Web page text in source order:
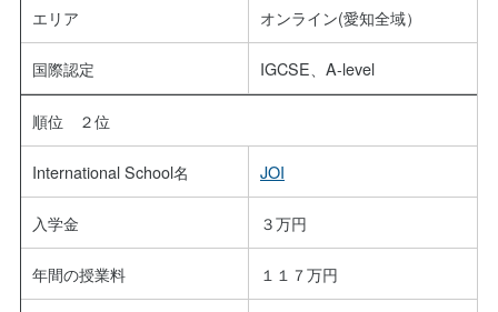
エリア オンライン(愛知全域）
国際認定 IGCSE、A-level
順位 ２位
International School名 JOI
入学金 ３万円
年間の授業料 １１７万円